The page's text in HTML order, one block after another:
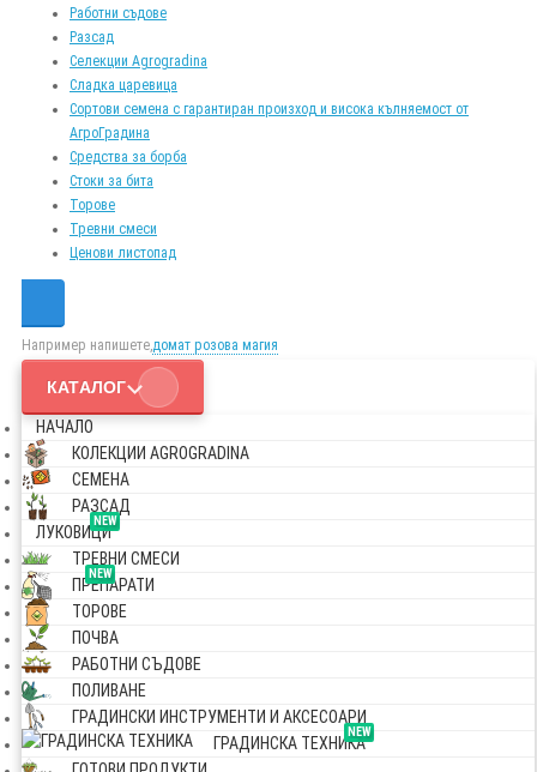
Работни съдове
Разсад
Селекции Agrogradina
Сладка царевица
Сортови семена с гарантиран произход и висока кълняемост от
АгроГрадина
Средства за борба
Стоки за бита
Торове
Тревни смеси
Ценови листопад
Например напишете,домат розова магия
КАТАЛОГ
НАЧАЛО
КОЛЕКЦИИ AGROGRADINA
СЕМЕНА
РАЗСАД
NEW
ЛУКОВИЦИ
ТРЕВНИ СМЕСИ
NEW
ПРЕПАРАТИ
ТОРОВЕ
ПОЧВА
РАБОТНИ СЪДОВЕ
ПОЛИВАНЕ
ГРАДИНСКИ ИНСТРУМЕНТИ И АКСЕСОАРИ
NEW
ГРАДИНСКА ТЕХНИКА